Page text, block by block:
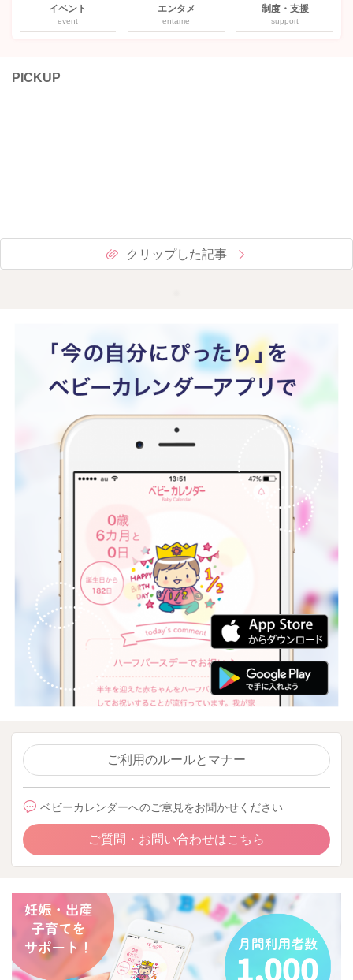
イベント
event
エンタメ
entame
制度・支援
support
PICKUP
クリップした記事
ご利用のルールとマナー
ベビーカレンダーへのご意見をお聞かせください
ご質問・お問い合わせはこちら